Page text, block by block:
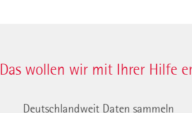
Das wollen wir mit Ihrer Hilfe
Deutschlandweit Daten sammeln